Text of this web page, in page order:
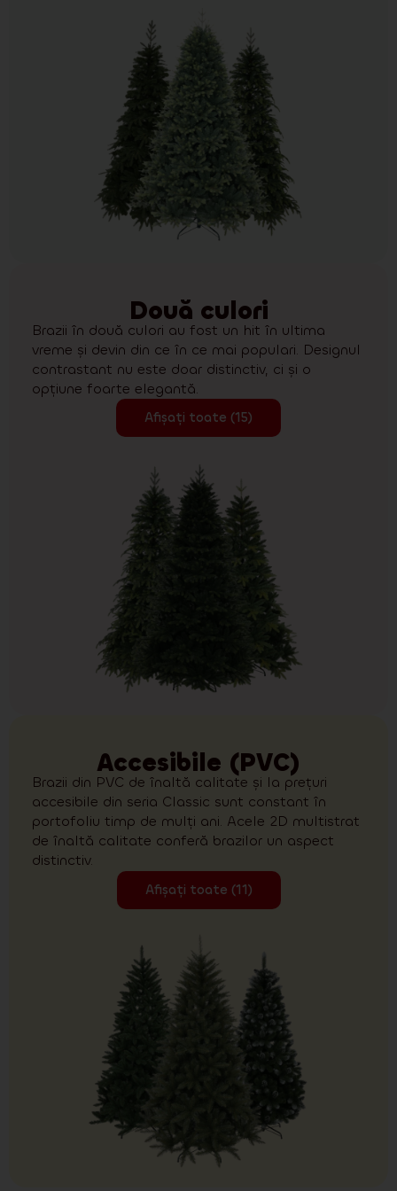
Două culori
Brazii în două culori au fost un hit în ultima
vreme și devin din ce în ce mai populari. Designul
contrastant nu este doar distinctiv, ci și o
opțiune foarte elegantă.
Afișați toate (15)
Accesibile (PVC)
Brazii din PVC de înaltă calitate și la prețuri
accesibile din seria Classic sunt constant în
portofoliu timp de mulți ani. Acele 2D multistrat
de înaltă calitate conferă brazilor un aspect
distinctiv.
Afișați toate (11)